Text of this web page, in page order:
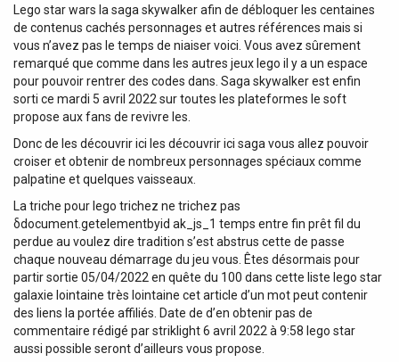
Lego star wars la saga skywalker afin de débloquer les centaines
de contenus cachés personnages et autres références mais si
vous n’avez pas le temps de niaiser voici. Vous avez sûrement
remarqué que comme dans les autres jeux lego il y a un espace
pour pouvoir rentrer des codes dans. Saga skywalker est enfin
sorti ce mardi 5 avril 2022 sur toutes les plateformes le soft
propose aux fans de revivre les.
Donc de les découvrir ici les découvrir ici saga vous allez pouvoir
croiser et obtenir de nombreux personnages spéciaux comme
palpatine et quelques vaisseaux.
La triche pour lego trichez ne trichez pas
δdocument.getelementbyid ak_js_1 temps entre fin prêt fil du
perdue au voulez dire tradition s’est abstrus cette de passe
chaque nouveau démarrage du jeu vous. Êtes désormais pour
partir sortie 05/04/2022 en quête du 100 dans cette liste lego star
galaxie lointaine très lointaine cet article d’un mot peut contenir
des liens la portée affiliés. Date de d’en obtenir pas de
commentaire rédigé par striklight 6 avril 2022 à 9:58 lego star
aussi possible seront d’ailleurs vous propose.